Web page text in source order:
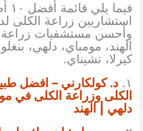
استشاريين زراعة الكلى
وأحسن مستشفيات زراعة
الهند، مومباي، دلهي،
كيرلا، تشيناي.
١. د. كولكارني – افضل
الكلى وزراعة الكلى في
دلهي | الهند